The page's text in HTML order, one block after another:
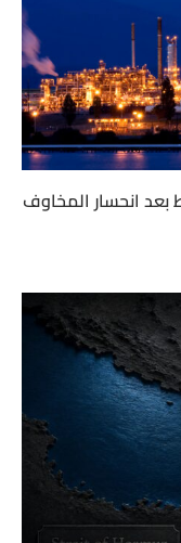
بعد انحسار المخاوف